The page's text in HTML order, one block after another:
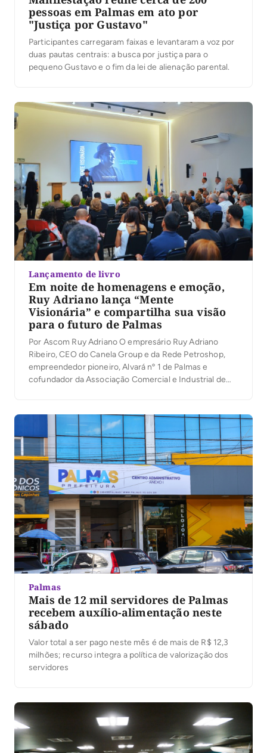
pessoas em Palmas em ato por
"Justiça por Gustavo"
Participantes carregaram faixas e levantaram a voz por
duas pautas centrais: a busca por justiça para o
pequeno Gustavo e o fim da lei de alienação parental.
Lançamento de livro
Em noite de homenagens e emoção,
Ruy Adriano lança “Mente
Visionária” e compartilha sua visão
para o futuro de Palmas
Por Ascom Ruy Adriano O empresário Ruy Adriano
Ribeiro, CEO do Canela Group e da Rede Petroshop,
empreendedor pioneiro, Alvará nº 1 de Palmas e
cofundador da Associação Comercial e Industrial de
solenidade de inauguração do novo auditório da
entidade. […]
Palmas
Mais de 12 mil servidores de Palmas
recebem auxílio-alimentação neste
sábado
Valor total a ser pago neste mês é de mais de R$ 12,3
milhões; recurso integra a política de valorização dos
servidores